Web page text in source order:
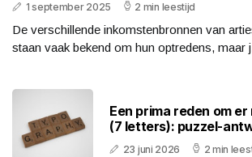
1 september 2025 2 min leestijd
De verschillende inkomstenbronnen van
staan vaak bekend om hun optredens, maar
Een prima reden om
(7 letters): puzzel-
23 juni 2026 2 min